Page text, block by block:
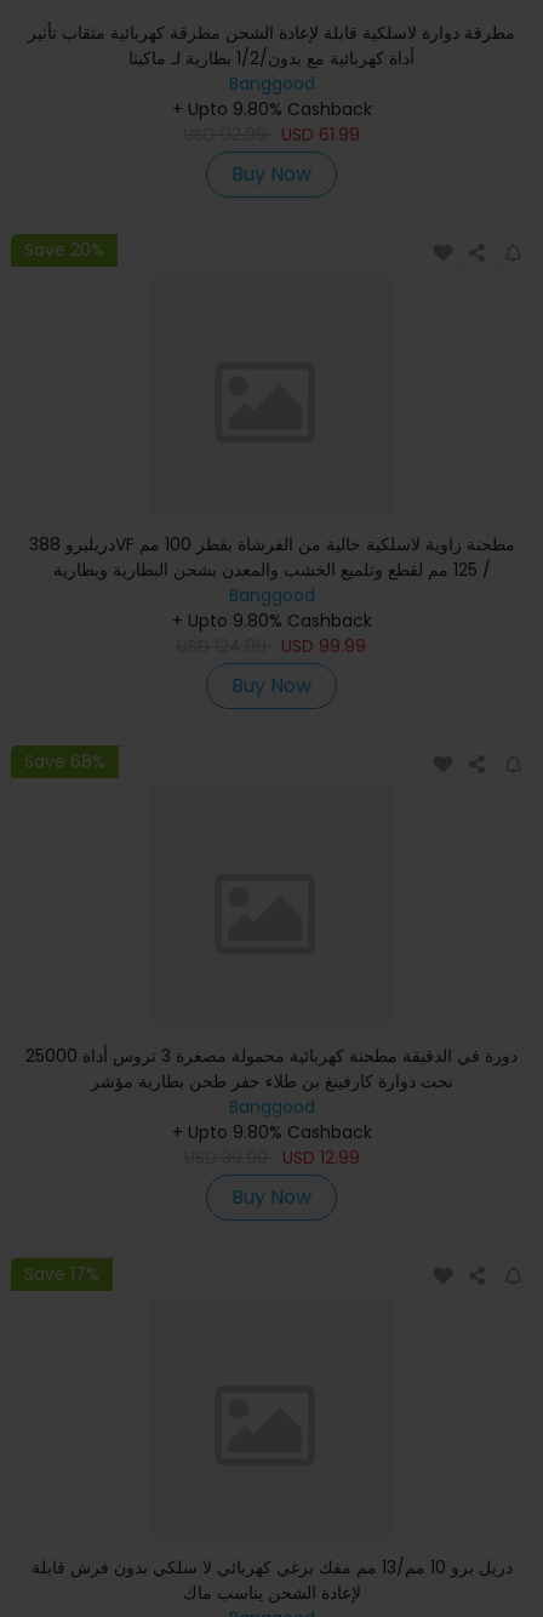
مطرقة دوارة لاسلكية قابلة لإعادة الشحن مطرقة كهربائية مثقاب تأثير
أداة كهربائية مع بدون/1/2 بطارية لـ ماكيتا
Banggood
+ Upto 9.80% Cashback
USD 61.99
Buy Now
Save 20%
دريلبرو 388VF مطحنة زاوية لاسلكية خالية من الفرشاة بقطر 100 مم
/ 125 مم لقطع وتلميع الخشب والمعدن بشحن البطارية وبطارية
Banggood
+ Upto 9.80% Cashback
USD 99.99
Buy Now
Save 68%
25000 دورة في الدقيقة مطحنة كهربائية محمولة مصغرة 3 تروس أداة
نحت دوارة كارفينغ بن طلاء حفر طحن بطارية مؤشر
Banggood
+ Upto 9.80% Cashback
USD 12.99
Buy Now
Save 17%
دريل برو 10 مم/13 مم مفك برغي كهربائي لا سلكي بدون فرش قابلة
لإعادة الشحن يناسب ماك